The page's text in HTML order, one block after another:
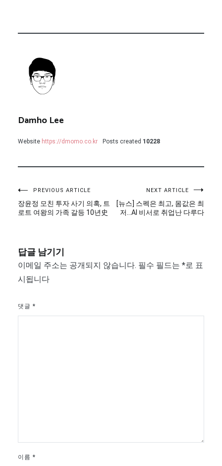
Damho Lee
Website https://dmomo.co.kr Posts created 10228
글
탐
PREVIOUS ARTICLE
장윤정 모친 투자 사기 의혹, 트
로트 여왕의 가족 갈등 10년史
NEXT ARTICLE
[뉴스] 스펙은 최고, 몸값은 최
저…AI 비서로 취업난 다루다
답글 남기기
이메일 주소는 공개되지 않습니다. 필수 필드는 *로 표
시됩니다
댓글 *
이름 *